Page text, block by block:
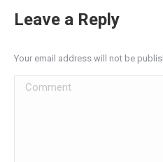
Leave a Reply
Your email address will not be
Comment